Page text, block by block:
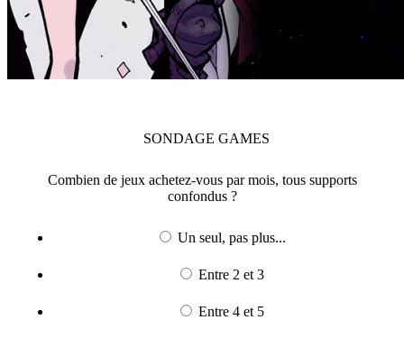
SONDAGE GAMES
Combien de jeux achetez-vous par mois, tous supports
confondus ?
Un seul, pas plus...
Entre 2 et 3
Entre 4 et 5